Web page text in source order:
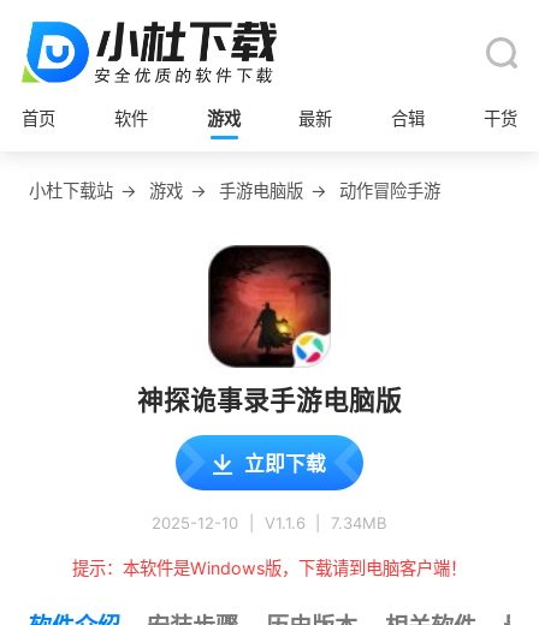
首页 软件 游戏 最新 合辑 干货
小杜下载站 → 游戏 → 手游电脑版 → 动作冒险手游
神探诡事录手游电脑版
立即下载
2025-12-10 V1.1.6 7.34MB
提示：本软件是Windows版，下载请到电脑客户端！